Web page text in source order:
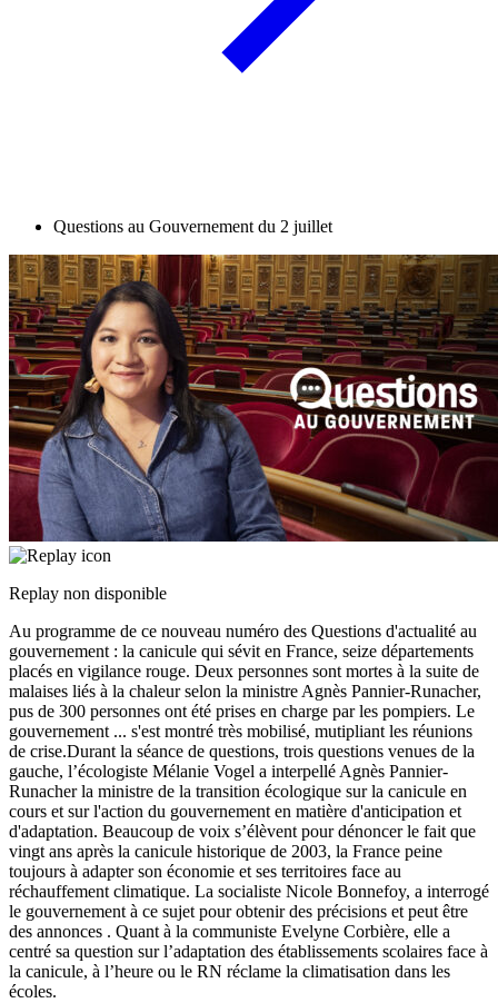
Questions au Gouvernement du 2 juillet
Replay non disponible
Au programme de ce nouveau numéro des Questions d'actualité au
gouvernement : la canicule qui sévit en France, seize départements
placés en vigilance rouge. Deux personnes sont mortes à la suite de
malaises liés à la chaleur selon la ministre Agnès Pannier-Runacher,
pus de 300 personnes ont été prises en charge par les pompiers. Le
gouvernement ... s'est montré très mobilisé, mutipliant les réunions
de crise.Durant la séance de questions, trois questions venues de la
gauche, l’écologiste Mélanie Vogel a interpellé Agnès Pannier-
Runacher la ministre de la transition écologique sur la canicule en
cours et sur l'action du gouvernement en matière d'anticipation et
d'adaptation. Beaucoup de voix s’élèvent pour dénoncer le fait que
vingt ans après la canicule historique de 2003, la France peine
toujours à adapter son économie et ses territoires face au
réchauffement climatique. La socialiste Nicole Bonnefoy, a interrogé
le gouvernement à ce sujet pour obtenir des précisions et peut être
des annonces . Quant à la communiste Evelyne Corbière, elle a
centré sa question sur l’adaptation des établissements scolaires face à
la canicule, à l’heure ou le RN réclame la climatisation dans les
écoles.